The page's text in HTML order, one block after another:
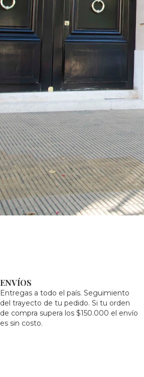
ENVÍOS
Entregas a todo el país. Seguimiento
del trayecto de tu pedido. Si tu orden
de compra supera los $150.000 el envío
es sin costo.